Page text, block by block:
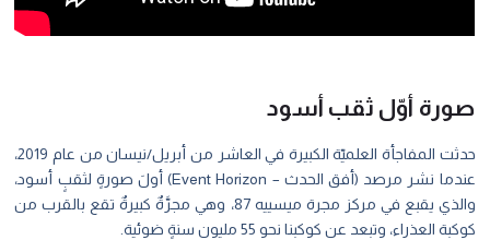
أوّل ثقب أسود
حدثت المفاجأة العلميّة الكبيرة في العاشر من أبريل/نيسان من عام 2019،
عندما نشر مرصد (أفق الحدث – Event Horizon) أولَ صورةٍ لثقبٍ أسود،
والذي يقبع في مركز مجرة ميسييه 87، وهي مجرَّةٌ كبيرةٌ تقع بالقرب من
العذراء، وتبعد عن كوكبنا نحو 55 مليون سنةٍ ضوئية.